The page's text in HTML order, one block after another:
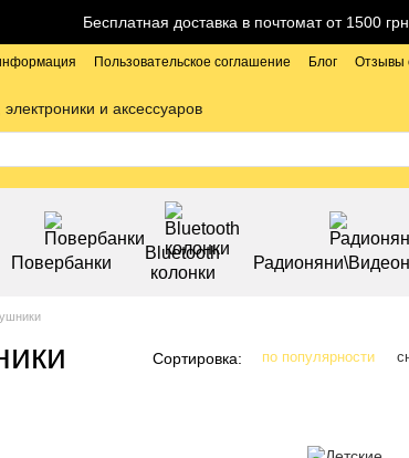
Бесплатная доставка в почтомат от 1500 грн.
Пользовательское соглашение Блог
Отзывы
и аксессуаров
Повербанки
Bluetooth
колонки
Сортировка: по популярности